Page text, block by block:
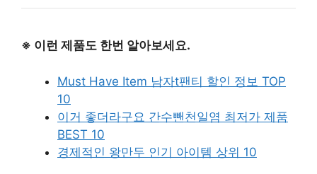
※ 이런 제품도 한번 알아보세요.
Must Have Item 남자t팬티 할인 정보 TOP
10
이거 좋더라구요 간수뺀천일염 최저가 제품
BEST 10
경제적인 왕만두 인기 아이템 상위 10